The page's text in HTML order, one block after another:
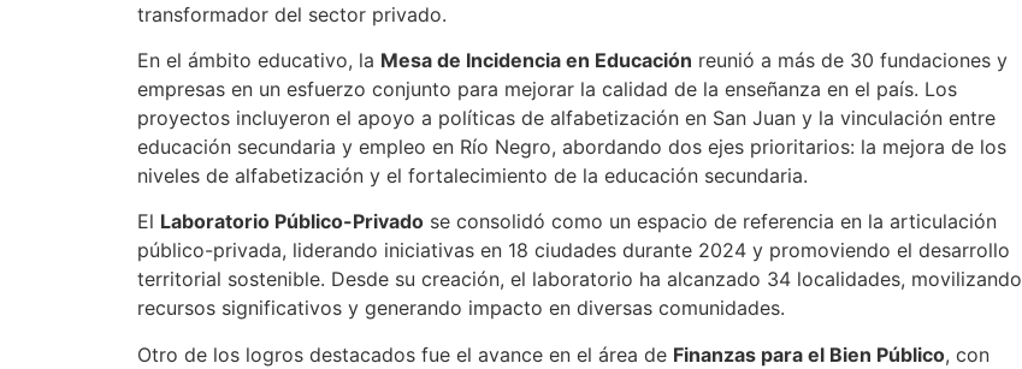
transformador del sector privado.
En el ámbito educativo, la Mesa de Incidencia en Educación reunió a más de 30 fundaciones y
empresas en un esfuerzo conjunto para mejorar la calidad de la enseñanza en el país. Los
proyectos incluyeron el apoyo a políticas de alfabetización en San Juan y la vinculación entre
educación secundaria y empleo en Río Negro, abordando dos ejes prioritarios: la mejora de los
niveles de alfabetización y el fortalecimiento de la educación secundaria.
El Laboratorio Público-Privado se consolidó como un espacio de referencia en la articulación
público-privada, liderando iniciativas en 18 ciudades durante 2024 y promoviendo el desarrollo
territorial sostenible. Desde su creación, el laboratorio ha alcanzado 34 localidades, movilizando
recursos significativos y generando impacto en diversas comunidades.
Otro de los logros destacados fue el avance en el área de Finanzas para el Bien Público, con